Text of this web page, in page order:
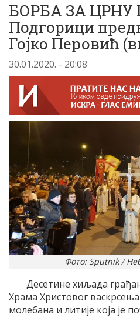
БОРБА ЗА ЦРНУ
Подгорици
Гојко Перовић
30.01.2020. - 20:08
Фото: Sputnik /
Десетине хиљада
Храма Христовог
молебана и литије која је